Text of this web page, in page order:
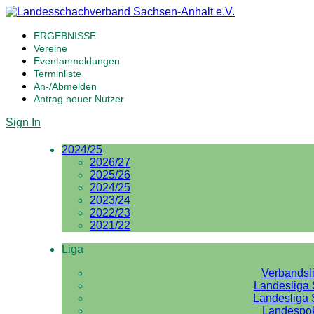
ERGEBNISSE
Vereine
Eventanmeldungen
Terminliste
An-/Abmelden
Antrag neuer Nutzer
Sign In
2024/25
2026/27
2025/26
2024/25
2023/24
2022/23
2021/22
Liga
Landesliga
Landesliga